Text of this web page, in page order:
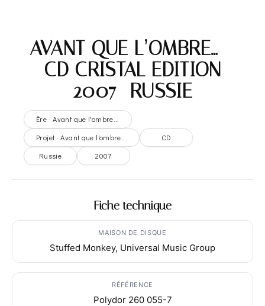
AVANT QUE L’OMBRE… –
CD CRISTAL EDITION
2007- RUSSIE
Ère · Avant que l'ombre...
Projet · Avant que l'ombre...
CD
Russie
2007
Fiche technique
MAISON DE DISQUE
Stuffed Monkey, Universal Music Group
RÉFÉRENCE
Polydor 260 055-7